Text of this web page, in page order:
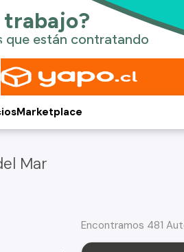
Marketplace
Mar
Encontramos 481